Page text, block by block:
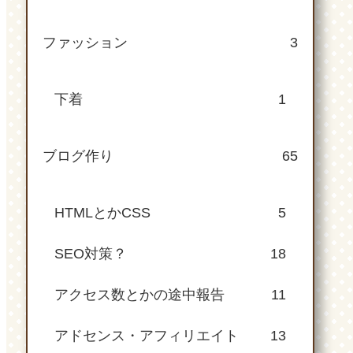
ファッション 3
下着 1
ブログ作り 65
HTMLとかCSS 5
SEO対策？ 18
アクセス数とかの途中報告 11
アドセンス・アフィリエイト 13